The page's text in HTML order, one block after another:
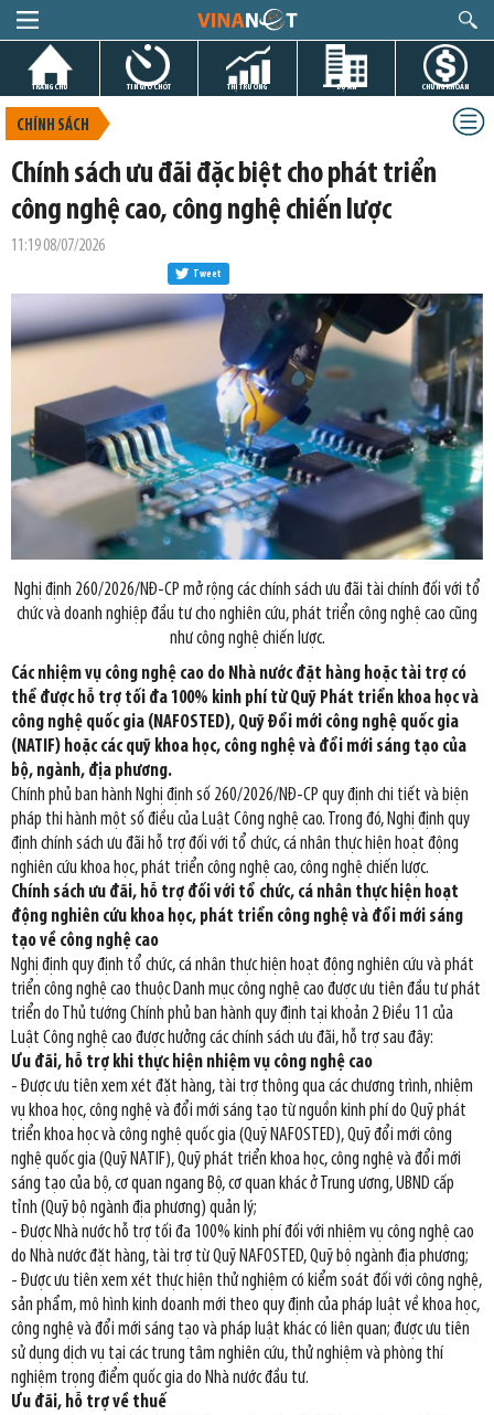
TRANG CHỦ TIN GIỜ CHÓT THỊ TRƯỜNG DỰ ÁN CHỨNG KHOÁN
CHÍNH SÁCH
Chính sách ưu đãi đặc biệt cho phát triển
công nghệ cao, công nghệ chiến lược
11:19 08/07/2026
Tweet
Nghị định 260/2026/NĐ-CP mở rộng các chính sách ưu đãi tài chính đối với tổ
chức và doanh nghiệp đầu tư cho nghiên cứu, phát triển công nghệ cao cũng
như công nghệ chiến lược.
Các nhiệm vụ công nghệ cao do Nhà nước đặt hàng hoặc tài trợ có
thể được hỗ trợ tối đa 100% kinh phí từ Quỹ Phát triển khoa học và
công nghệ quốc gia (NAFOSTED), Quỹ Đổi mới công nghệ quốc gia
(NATIF) hoặc các quỹ khoa học, công nghệ và đổi mới sáng tạo của
bộ, ngành, địa phương.
Chính phủ ban hành Nghị định số 260/2026/NĐ-CP quy định chi tiết và biện
pháp thi hành một số điều của Luật Công nghệ cao. Trong đó, Nghị định quy
định chính sách ưu đãi hỗ trợ đối với tổ chức, cá nhân thực hiện hoạt động
nghiên cứu khoa học, phát triển công nghệ cao, công nghệ chiến lược.
Chính sách ưu đãi, hỗ trợ đối với tổ chức, cá nhân thực hiện hoạt
động nghiên cứu khoa học, phát triển công nghệ và đổi mới sáng
tạo về công nghệ cao
Nghị định quy định tổ chức, cá nhân thực hiện hoạt động nghiên cứu và phát
triển công nghệ cao thuộc Danh mục công nghệ cao được ưu tiên đầu tư phát
triển do Thủ tướng Chính phủ ban hành quy định tại khoản 2 Điều 11 của
Luật Công nghệ cao được hưởng các chính sách ưu đãi, hỗ trợ sau đây:
Ưu đãi, hỗ trợ khi thực hiện nhiệm vụ công nghệ cao
- Được ưu tiên xem xét đặt hàng, tài trợ thông qua các chương trình, nhiệm
vụ khoa học, công nghệ và đổi mới sáng tạo từ nguồn kinh phí do Quỹ phát
triển khoa học và công nghệ quốc gia (Quỹ NAFOSTED), Quỹ đổi mới công
nghệ quốc gia (Quỹ NATIF), Quỹ phát triển khoa học, công nghệ và đổi mới
sáng tạo của bộ, cơ quan ngang Bộ, cơ quan khác ở Trung ương, UBND cấp
tỉnh (Quỹ bộ ngành địa phương) quản lý;
- Được Nhà nước hỗ trợ tối đa 100% kinh phí đối với nhiệm vụ công nghệ cao
do Nhà nước đặt hàng, tài trợ từ Quỹ NAFOSTED, Quỹ bộ ngành địa phương;
- Được ưu tiên xem xét thực hiện thử nghiệm có kiểm soát đối với công nghệ,
sản phẩm, mô hình kinh doanh mới theo quy định của pháp luật về khoa học,
công nghệ và đổi mới sáng tạo và pháp luật khác có liên quan; được ưu tiên
sử dụng dịch vụ tại các trung tâm nghiên cứu, thử nghiệm và phòng thí
nghiệm trọng điểm quốc gia do Nhà nước đầu tư.
Ưu đãi, hỗ trợ về thuế